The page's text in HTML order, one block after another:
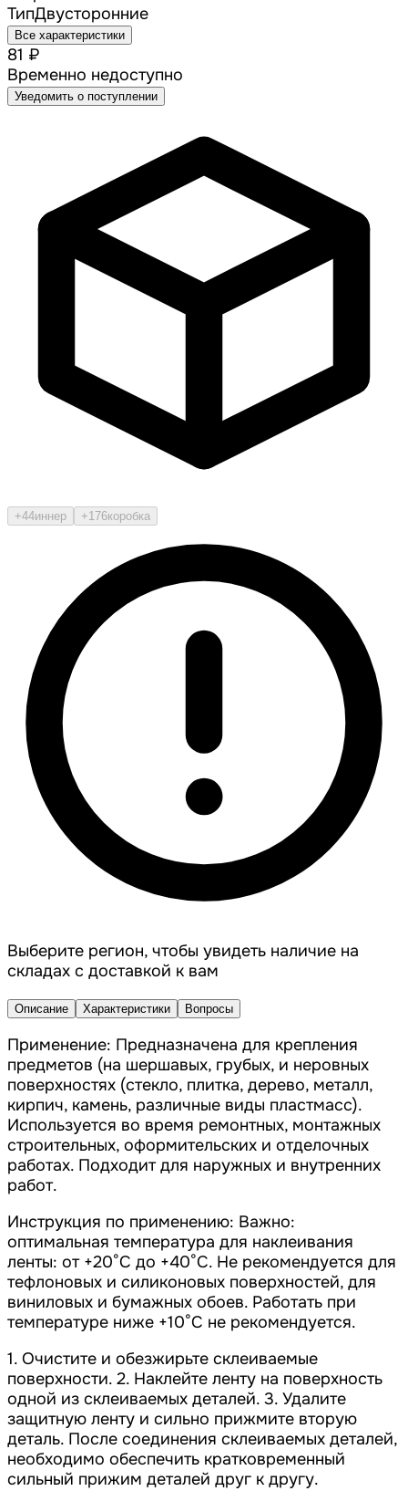
ТипДвусторонние
Все характеристики
81 ₽
Временно недоступно
Уведомить о поступлении
+44иннер +176коробка
Выберите регион, чтобы увидеть наличие на
складах с доставкой к вам
Описание Характеристики Вопросы
Применение: Предназначена для крепления
предметов (на шершавых, грубых, и неровных
поверхностях (стекло, плитка, дерево, металл,
кирпич, камень, различные виды пластмасс).
Используется во время ремонтных, монтажных
строительных, оформительских и отделочных
работах. Подходит для наружных и внутренних
работ.
Инструкция по применению: Важно:
оптимальная температура для наклеивания
ленты: от +20°С до +40°С. Не рекомендуется для
тефлоновых и силиконовых поверхностей, для
виниловых и бумажных обоев. Работать при
температуре ниже +10°С не рекомендуется.
1. Очистите и обезжирьте склеиваемые
поверхности. 2. Наклейте ленту на поверхность
одной из склеиваемых деталей. 3. Удалите
защитную ленту и сильно прижмите вторую
деталь. После соединения склеиваемых деталей,
необходимо обеспечить кратковременный
сильный прижим деталей друг к другу.